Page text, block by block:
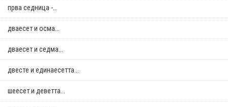
прва седница -...
дваесет и осма...
дваесет и седма...
двестe и единаесетта...
шеесет и деветта...